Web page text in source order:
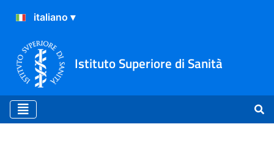
Istituto Superiore di Sanità